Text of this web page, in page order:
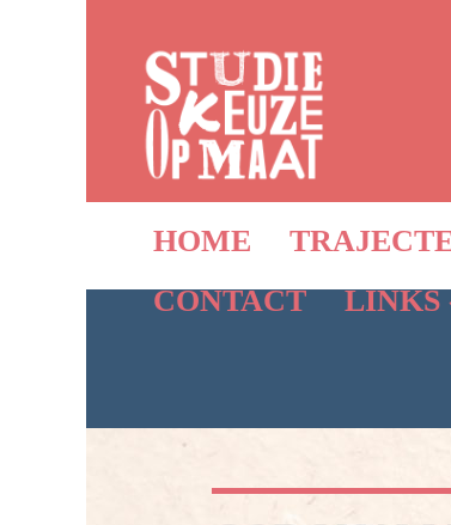
HOME
CONTACT
LINKS